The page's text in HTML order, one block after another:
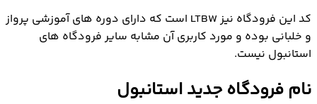
کد این فرودگاه نیز LTBW است که دارای دوره های آموزشی پرواز
و خلبانی بوده و مورد کاربری آن مشابه سایر فرودگاه های
استانبول نیست.
نام فرودگاه جدید استانبول